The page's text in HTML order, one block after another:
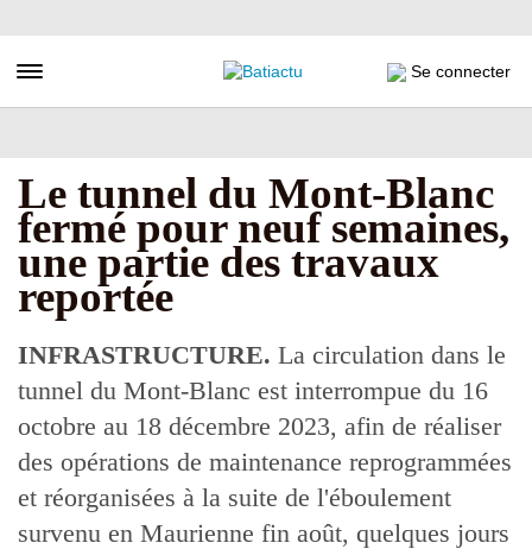
au
principal
Toggle navigation Se connecter
Le tunnel du Mont-Blanc
fermé pour neuf semaines,
une partie des travaux
reportée
INFRASTRUCTURE. La circulation dans le
tunnel du Mont-Blanc est interrompue du 16
octobre au 18 décembre 2023, afin de réaliser
des opérations de maintenance reprogrammées
et réorganisées à la suite de l'éboulement
survenu en Maurienne fin août, quelques jours